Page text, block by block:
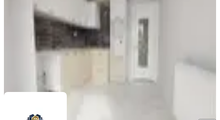
5.150.000 ₺